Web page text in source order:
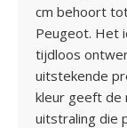
cm behoort
Peugeot. Het
tijdloos
uitstekende
kleur geeft de
uitstraling die